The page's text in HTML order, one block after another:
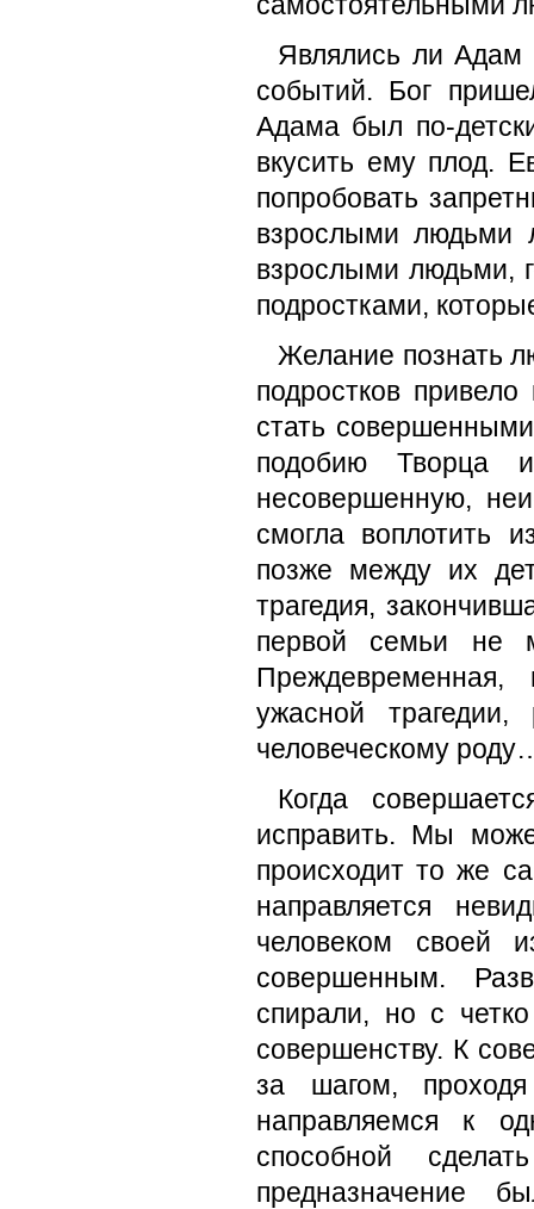
Являлись ли
событий. Бог
Адама был по-
вкусить ему плод.
попробовать
взрослыми людьми
взрослыми людьми,
подростками,
Желание познать
подростков
стать
подобию Творца
несовершенную,
смогла воплотить
позже между их
трагедия,
первой семьи не
ужасной
человеческому
Когда
исправить. Мы
происходит то же
направляется
человеком своей
совершенным.
спирали, но с
совершенству. К
за шагом,
направляемся к
способной
предназначение